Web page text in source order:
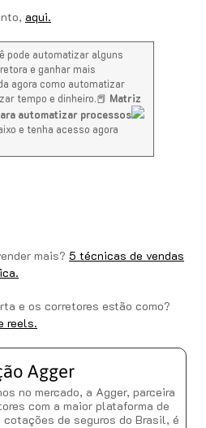
aqui.
pode automatizar alguns
e ganhar mais
agora como automatizar
tempo e dinheiro.📕 Matriz
automatizar processos
e tenha acesso agora
mais? 5 técnicas de vendas
e os corretores estão como?
reels.
Agger
no mercado, a Agger, parceira
com a maior plataforma de
cotações de seguros do Brasil, é